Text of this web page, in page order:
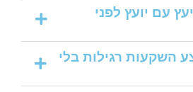
עם יועץ לפני
השקעות רגילות בלי